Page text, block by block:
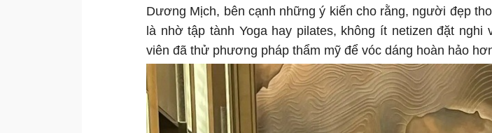
Dương Mịch, bên cạnh những ý kiến cho rằng, người đẹp
là nhờ tập tành Yoga hay pilates, không ít netizen đặt nghi
viên đã thử phương pháp thẩm mỹ để vóc dáng hoàn hảo